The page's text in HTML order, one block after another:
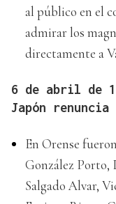
al público en el
admirar los
directamente a
6 de abril de
Japón renuncia
En Orense
González Porto,
Salgado Alvar,